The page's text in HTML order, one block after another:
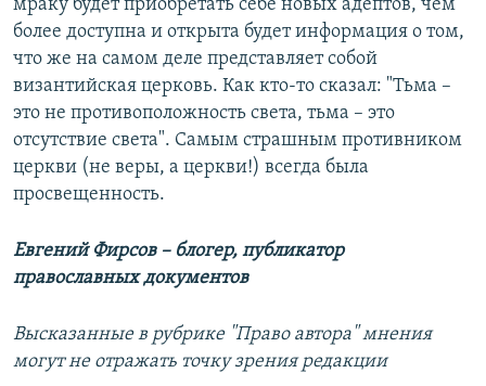
мраку будет приобретать себе новых адептов, чем
более доступна и открыта будет информация о том,
что же на самом деле представляет собой
византийская церковь. Как кто-то сказал: "Тьма –
это не противоположность света, тьма – это
отсутствие света". Самым страшным противником
церкви (не веры, а церкви!) всегда была
просвещенность.
Евгений Фирсов – блогер, публикатор
православных документов
Высказанные в рубрике "Право автора" мнения
могут не отражать точку зрения редакции